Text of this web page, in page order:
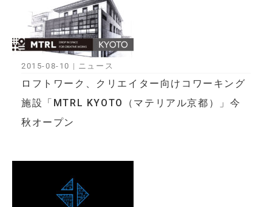
ロフトワーク、クリエイター向けコワーキング
施設「MTRL KYOTO（マテリアル京都）」今
秋オープン
2015-08-10 | ニュース